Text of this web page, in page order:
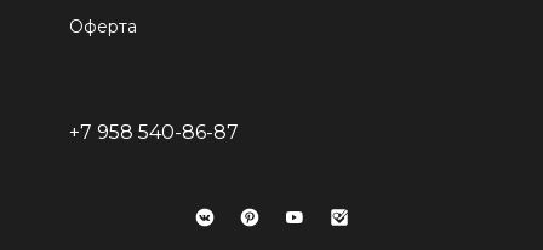
Оферта
+7 958 540-86-87